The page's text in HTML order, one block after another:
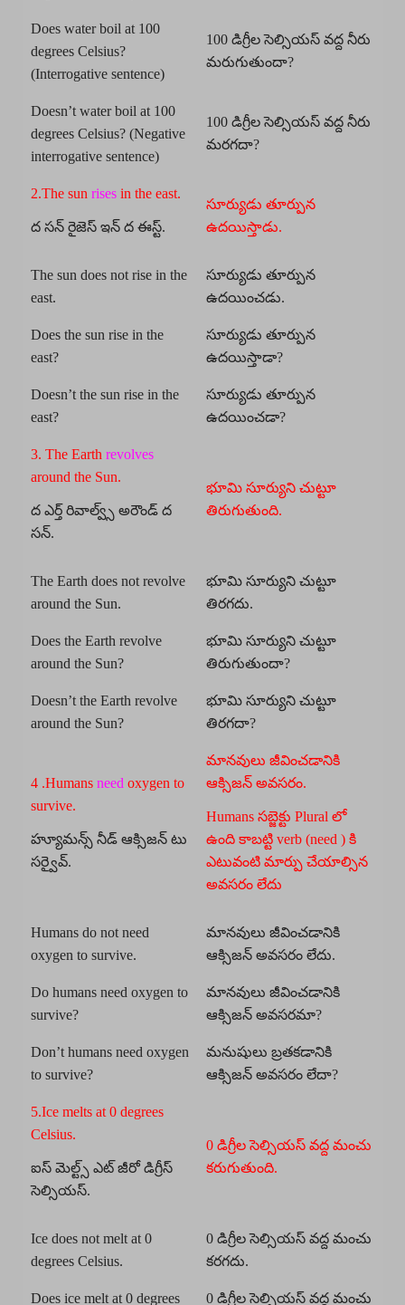
Does water boil at 100
degrees Celsius?
(Interrogative sentence)
100 డిగ్రీల సెల్సియస్ వద్ద నీరు
మరుగుతుందా?
Doesn’t water boil at 100
degrees Celsius? (Negative
interrogative sentence)
100 డిగ్రీల సెల్సియస్ వద్ద నీరు
మరగదా?
2.The sun risesin the east.
ద సన్ రైజెస్ ఇన్ ద ఈస్ట్.
సూర్యుడు తూర్పున
ఉదయిస్తాడు.
The sun does not rise in the
east.
సూర్యుడు తూర్పున
ఉదయించడు.
Does the sun rise in the
east?
సూర్యుడు తూర్పున
ఉదయిస్తాడా?
Doesn’t the sun rise in the
east?
సూర్యుడు తూర్పున
ఉదయించడా?
3. The Earth revolves
around the Sun.
ద ఎర్త్ రివాల్వ్స్ అరౌండ్ ద
సన్.
భూమి సూర్యుని చుట్టూ
తిరుగుతుంది.
The Earth does not revolve
around the Sun.
భూమి సూర్యుని చుట్టూ
తిరగదు.
Does the Earth revolve
around the Sun?
భూమి సూర్యుని చుట్టూ
తిరుగుతుందా?
Doesn’t the Earth revolve
around the Sun?
భూమి సూర్యుని చుట్టూ
తిరగదా?
4 .Humans need oxygen to
survive.
హ్యూమన్స్ నీడ్ ఆక్సిజన్ టు
సర్వైవ్.
మానవులు జీవించడానికి
ఆక్సిజన్ అవసరం.
Humans సబ్జెక్టు Plural లో
ఉంది కాబట్టి verb (need ) కి
ఎటువంటి మార్పు చేయాల్సిన
అవసరం లేదు
Humans do not need
oxygen to survive.
మానవులు జీవించడానికి
ఆక్సిజన్ అవసరం లేదు.
Do humans need oxygen to
survive?
మానవులు జీవించడానికి
ఆక్సిజన్ అవసరమా?
Don’t humans need oxygen
to survive?
మనుషులు బ్రతకడానికి
ఆక్సిజన్ అవసరం లేదా?
5.Ice melts at 0 degrees
Celsius.
ఐస్ మెల్ట్స్ ఎట్ జీరో డిగ్రీస్
సెల్సియస్.
0 డిగ్రీల సెల్సియస్ వద్ద మంచు
కరుగుతుంది.
Ice does not melt at 0
degrees Celsius.
0 డిగ్రీల సెల్సియస్ వద్ద మంచు
కరగదు.
Does ice melt at 0 degrees 0 డిగ్రీల సెల్సియస్ వద్ద మంచు